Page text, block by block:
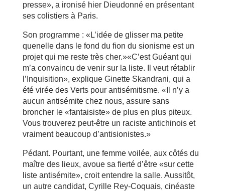
presse», a ironisé hier Dieudonné en présentant
ses colistiers à Paris.
Son programme : «L’idée de glisser ma petite
quenelle dans le fond du fion du sionisme est un
projet qui me reste très cher.»«C’est Guéant qui
m’a convaincu de venir sur la liste. Il veut rétablir
l’Inquisition», explique Ginette Skandrani, qui a
été virée des Verts pour antisémitisme. «Il n’y a
aucun antisémite chez nous, assure sans
broncher le «fantaisiste» de plus en plus piteux.
Vous trouverez peut-être un raciste antichinois et
vraiment beaucoup d’antisionistes.»
Pédant. Pourtant, une femme voilée, aux côtés du
maître des lieux, avoue sa fierté d’être «sur cette
liste antisémite», croit entendre la salle. Aussitôt,
un autre candidat, Cyrille Rey-Coquais, cinéaste